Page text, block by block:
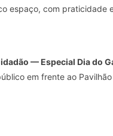
espaço, com praticidade
— Especial Dia do
em frente ao